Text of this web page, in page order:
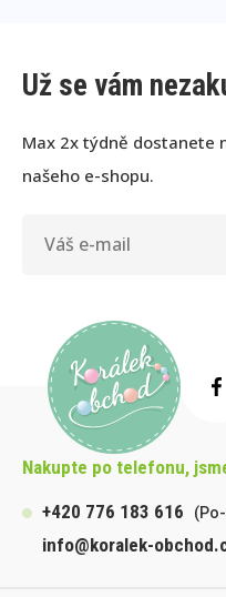
Už se vám
Max 2x týdně dostanete
našeho e-shopu.
Nakupte po telefonu,
+420 776 183 616
info@koralek-